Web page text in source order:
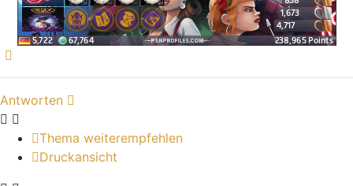
Antworten
Thema weiterempfehlen
Druckansicht